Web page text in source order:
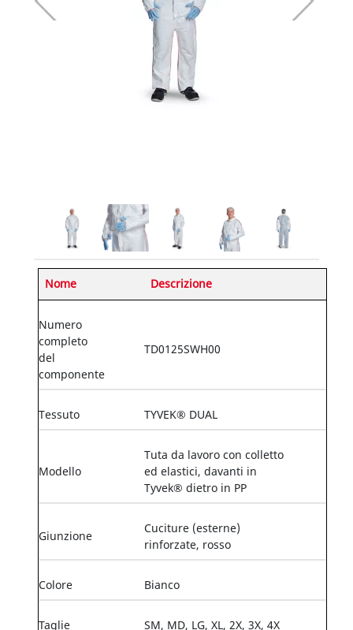
Nome Descrizione
Numero
completo
del
componente
TD0125SWH00
Tessuto TYVEK® DUAL
Modello
Tuta da lavoro con colletto
ed elastici, davanti in
Tyvek® dietro in PP
Giunzione
Cuciture (esterne)
rinforzate, rosso
Colore Bianco
Taglie SM, MD, LG, XL, 2X, 3X, 4X